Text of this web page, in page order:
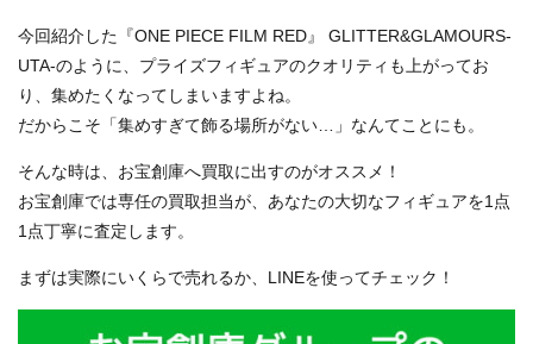
今回紹介した『ONE PIECE FILM RED』 GLITTER&GLAMOURS-
UTA-のように、プライズフィギュアのクオリティも上がってお
り、集めたくなってしまいますよね。
だからこそ「集めすぎて飾る場所がない…」なんてことにも。
そんな時は、お宝創庫へ買取に出すのがオススメ！
お宝創庫では専任の買取担当が、あなたの大切なフィギュアを1点
1点丁寧に査定します。
まずは実際にいくらで売れるか、LINEを使ってチェック！